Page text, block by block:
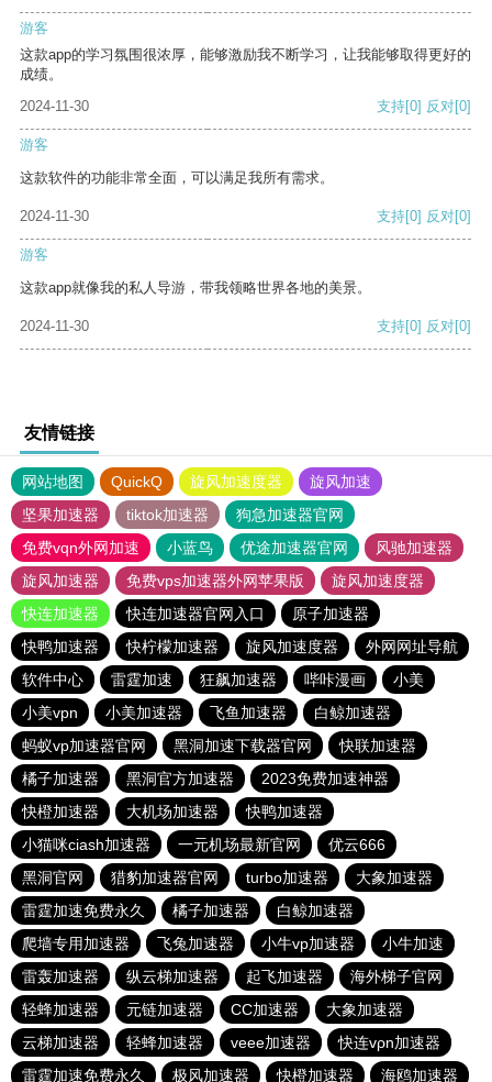
游客
这款app的学习氛围很浓厚，能够激励我不断学习，让我能够取得更好的
成绩。
2024-11-30
支持[0] 反对[0]
游客
这款软件的功能非常全面，可以满足我所有需求。
2024-11-30 支持[0] 反对[0]
游客
这款app就像我的私人导游，带我领略世界各地的美景。
2024-11-30 支持[0] 反对[0]
友情链接
网站地图 QuickQ 旋风加速度器
旋风加速
坚果加速器
tiktok加速器
狗急加速器官网
免费vqn外网加速
小蓝鸟 优途加速器官网
风驰加速器
旋风加速器
免费vps加速器外网苹果版
旋风加速度器
快连加速器
快连加速器官网入口
原子加速器
快鸭加速器
快柠檬加速器 旋风加速度器
外网网址导航
软件中心
雷霆加速 狂飙加速器 哔咔漫画
小美
小美vpn
小美加速器 飞鱼加速器
白鲸加速器
蚂蚁vp加速器官网
黑洞加速下载器官网
快联加速器
橘子加速器
黑洞官方加速器
2023免费加速神器
快橙加速器
大机场加速器
快鸭加速器
小猫咪ciash加速器
一元机场最新官网
优云666
黑洞官网
猎豹加速器官网 turbo加速器
大象加速器
雷霆加速免费永久
橘子加速器
白鲸加速器
爬墙专用加速器
飞兔加速器 小牛vp加速器
小牛加速
雷轰加速器
纵云梯加速器 起飞加速器
海外梯子官网
轻蜂加速器
元链加速器 CC加速器
大象加速器
云梯加速器
轻蜂加速器 veee加速器
快连vρn加速器
雷霆加速免费永久
极风加速器 快橙加速器 海鸥加速器